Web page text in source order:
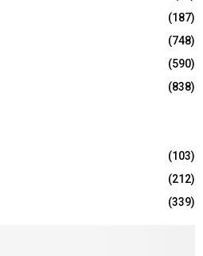
(187)
(748)
(590)
(838)
(103)
(212)
(339)